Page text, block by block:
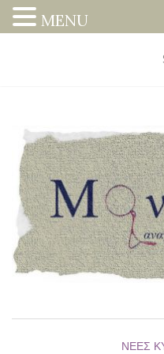
ΝΈΕΣ
MENU